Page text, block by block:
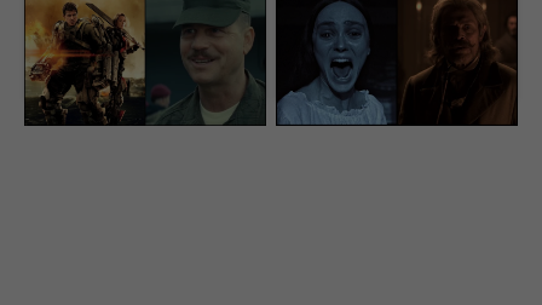
Výsmech divákom.
Netflix pridal do ponuky
geniálne filmy, pozrie si
ich málokto
Na Netflix dorazila
geniálna novinka aj s
dabingom. Má aj
slovenský rukopis